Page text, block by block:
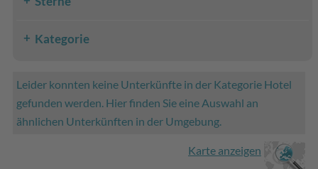
Kategorie
Leider konnten keine Unterkünfte in der Kategorie Hotel
gefunden werden. Hier finden Sie eine Auswahl an
ähnlichen Unterkünften in der Umgebung.
Karte anzeigen